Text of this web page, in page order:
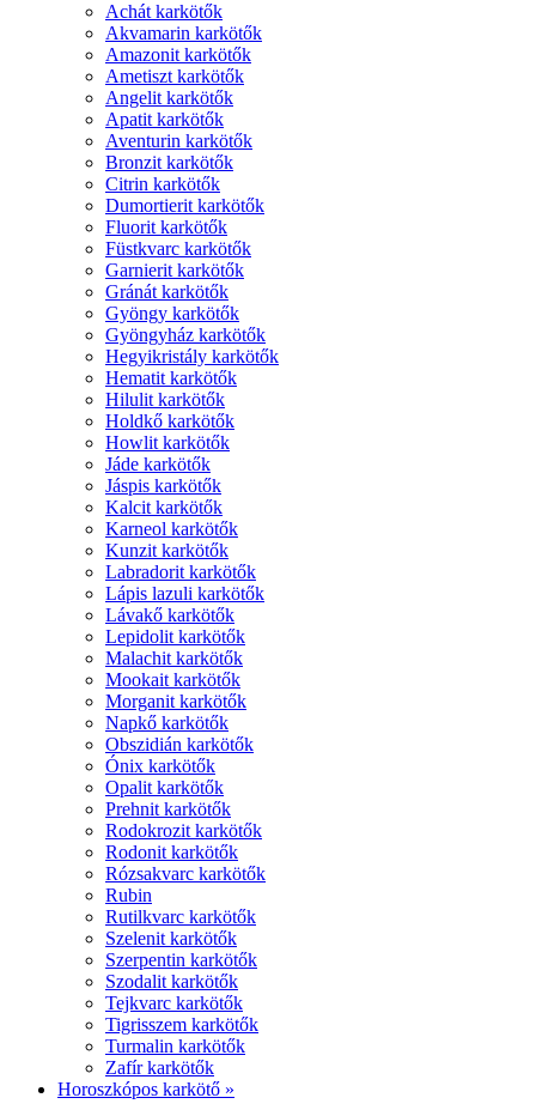
Achát karkötők
Akvamarin karkötők
Amazonit karkötők
Ametiszt karkötők
Angelit karkötők
Apatit karkötők
Aventurin karkötők
Bronzit karkötők
Citrin karkötők
Dumortierit karkötők
Fluorit karkötők
Füstkvarc karkötők
Garnierit karkötők
Gránát karkötők
Gyöngy karkötők
Gyöngyház karkötők
Hegyikristály karkötők
Hematit karkötők
Hilulit karkötők
Holdkő karkötők
Howlit karkötők
Jáde karkötők
Jáspis karkötők
Kalcit karkötők
Karneol karkötők
Kunzit karkötők
Labradorit karkötők
Lápis lazuli karkötők
Lávakő karkötők
Lepidolit karkötők
Malachit karkötők
Mookait karkötők
Morganit karkötők
Napkő karkötők
Obszidián karkötők
Ónix karkötők
Opalit karkötők
Prehnit karkötők
Rodokrozit karkötők
Rodonit karkötők
Rózsakvarc karkötők
Rubin
Rutilkvarc karkötők
Szelenit karkötők
Szerpentin karkötők
Szodalit karkötők
Tejkvarc karkötők
Tigrisszem karkötők
Turmalin karkötők
Zafír karkötők
Horoszkópos karkötő »